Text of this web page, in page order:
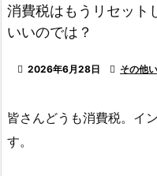
消費税はもうリセット
いいのでは？
 2026年6月28日  その他
皆さんどうも消費税。イ
す。